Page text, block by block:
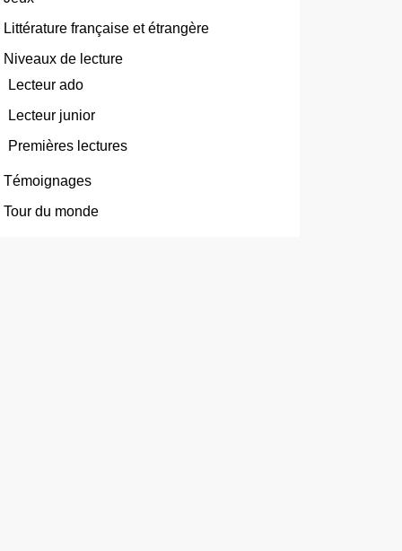
Littérature française et étrangère
Niveaux de lecture
Lecteur ado
Lecteur junior
Premières lectures
Témoignages
Tour du monde